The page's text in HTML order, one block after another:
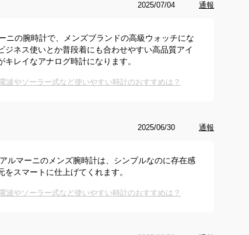
2025/07/04 通報
ニの腕時計で、メンズブランドの高級ウォッチにな
ジネス使いとか普段着にも合わせやすい高品質アイ
レイなアナログ時計になります。
波やソーラー式など使いやすい時計のおすすめは？
2025/06/30 通報
ルマーニのメンズ腕時計は、シンプルなのに存在感
スマートに仕上げてくれます。
波やソーラー式など使いやすい時計のおすすめは？